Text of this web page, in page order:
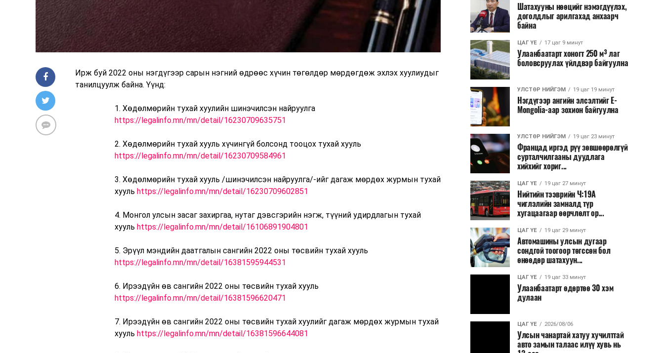
Ирж буй 2022 оны нэгдүгээр сарын нэгний өдрөөс хүчин төгөлдөр мөрдөгдөж эхлэх хуулиудыг
танилцуулж байна. Үүнд:
1. Хөдөлмөрийн тухай хуулийн шинэчилсэн найруулга
https://legalinfo.mn/mn/detail/16230709635751
2. Хөдөлмөрийн тухай хууль хүчингүй болсонд тооцох тухай хууль
https://legalinfo.mn/mn/detail/16230709584961
3. Хөдөлмөрийн тухай хууль /шинэчилсэн найруулга/-ийг дагаж мөрдөх журмын тухай
хууль https://legalinfo.mn/mn/detail/16230709602851
4. Монгол улсын засаг захиргаа, нутаг дэвсгэрийн нэгж, түүний удирдлагын тухай
хууль https://legalinfo.mn/mn/detail/16106891904801
5. Эрүүл мэндийн даатгалын сангийн 2022 оны төсвийн тухай хууль
https://legalinfo.mn/mn/detail/16381595944531
6. Ирээдүйн өв сангийн 2022 оны төсвийн тухай хууль
https://legalinfo.mn/mn/detail/16381596620471
7. Ирээдүйн өв сангийн 2022 оны төсвийн тухай хуулийг дагаж мөрдөх журмын тухай
хууль https://legalinfo.mn/mn/detail/16381596644081
Шатахууны нөөцийг нэмэгдүүлэх,
доголдлыг арилгахад анхаарч
байна
ЦАГ ҮЕ 17 цаг 9 минут
Улаанбаатарт хоногт 250 м³ лаг
боловсруулах үйлдвэр байгуулна
УЛСТӨР НИЙГЭМ 19 цаг 19 минут
Нэгдүгээр ангийн элсэлтийг E-
Mongolia-аар зохион байгуулна
УЛСТӨР НИЙГЭМ 19 цаг 23 минут
Францад иргэд рүү зөвшөөрөлгүй
сурталчилгааны дуудлага
хийхийг хориг...
ЦАГ ҮЕ 19 цаг 27 минут
Нийтийн тээврийн Ч:19А
чиглэлийн замналд түр
хугацаагаар өөрчлөлт ор...
ЦАГ ҮЕ 19 цаг 29 минут
Автомашины улсын дугаар
сондгой тоогоор төгссөн бол
өнөөдөр шатахуун...
ЦАГ ҮЕ 19 цаг 33 минут
Улаанбаатарт өдөртөө 30 хэм
дулаан
ЦАГ ҮЕ 2026/08/06
Улсын чанартай хатуу хучилттай
авто замын талаас илүү хувь нь